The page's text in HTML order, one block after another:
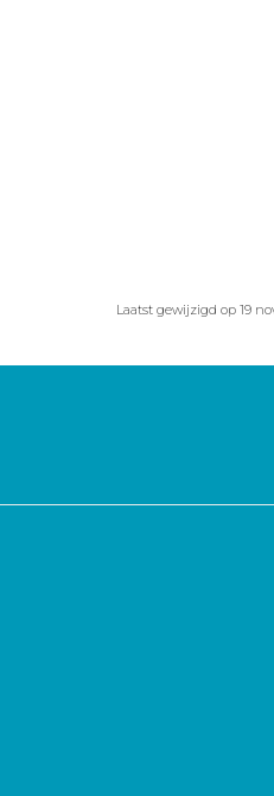
Laatst gewijzigd op 19